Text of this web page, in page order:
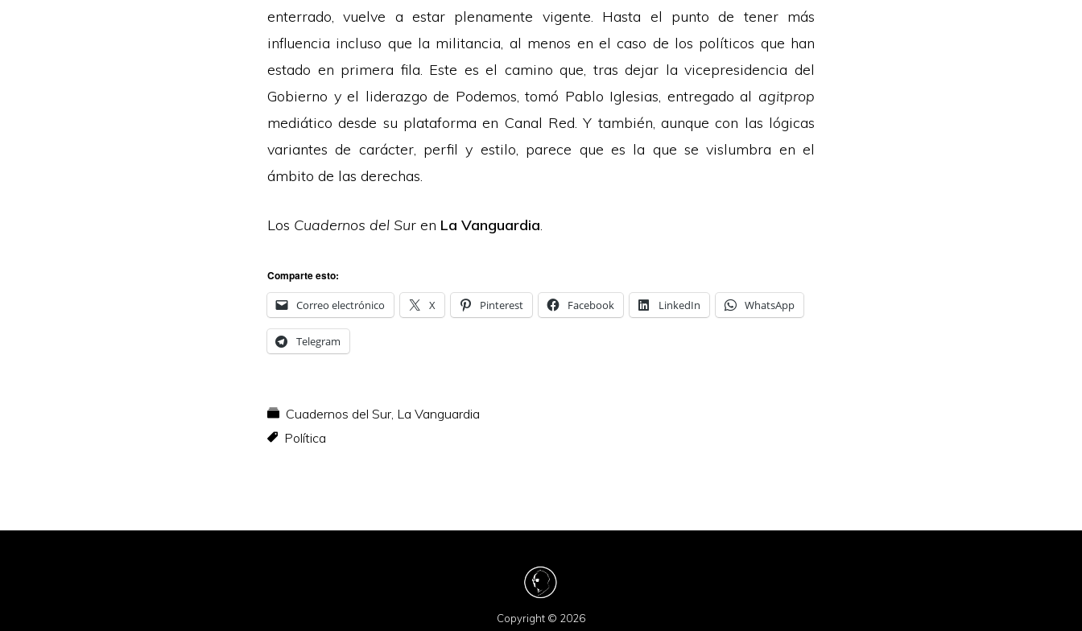
enterrado, vuelve a estar plenamente vigente. Hasta el punto de tener más
influencia incluso que la militancia, al menos en el caso de los políticos que han
estado en primera fila. Este es el camino que, tras dejar la vicepresidencia del
Gobierno y el liderazgo de Podemos, tomó Pablo Iglesias, entregado al agitprop
mediático desde su plataforma en Canal Red. Y también, aunque con las lógicas
variantes de carácter, perfil y estilo, parece que es la que se vislumbra en el
ámbito de las derechas.
Los Cuadernos del Sur en La Vanguardia.
Comparte esto:
Correo electrónico X Pinterest Facebook LinkedIn WhatsApp
Telegram
Cuadernos del Sur, La Vanguardia
Política
Copyright © 2026